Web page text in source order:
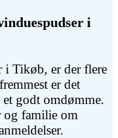
i
i Tikøb, er der flere
er det
godt omdømme.
og familie om